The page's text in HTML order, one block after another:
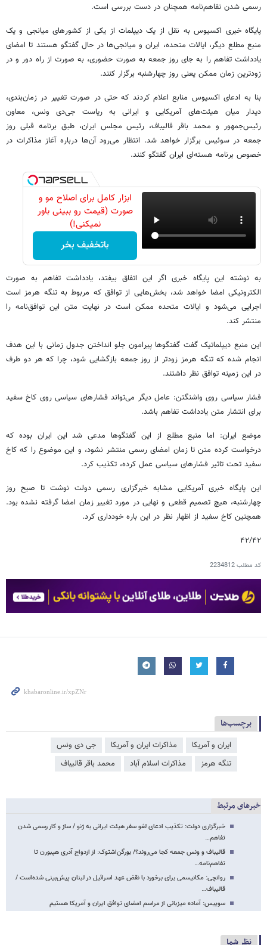
رسمی شدن تفاهم‌نامه همچنان در دست بررسی است.
پایگاه خبری اکسیوس به نقل از یک دیپلمات از یکی از کشورهای میانجی و یک
منبع مطلع دیگر، ایالات متحده، ایران و میانجی‌ها در حال گفتگو هستند تا امضای
یادداشت تفاهم را به جای روز جمعه به صورت حضوری، به صورت از راه دور و در
زودترین زمان ممکن یعنی روز چهارشنبه برگزار کنند.
بنا به ادعای اکسیوس منابع اعلام کردند که حتی در صورت تغییر در زمان‌بندی،
دیدار میان هیئت‌های آمریکایی و ایرانی به ریاست جی‌دی ونس، معاون
رئیس‌جمهور و محمد باقر قالیباف، رئیس مجلس ایران، طبق برنامه قبلی روز
جمعه در سوئیس برگزار خواهد شد. انتظار می‌رود آن‌ها درباره آغاز مذاکرات در
خصوص برنامه هسته‌ای ایران گفتگو کنند.
ابزار کامل برای اصلاح مو و
صورت (قیمت رو ببینی باور
نمیکنی!)
باتخفیف بخر
به نوشته این پایگاه خبری اگر این اتفاق بیفتد، یادداشت تفاهم به صورت
الکترونیکی امضا خواهد شد، بخش‌هایی از توافق که مربوط به تنگه هرمز است
اجرایی می‌شود و ایالات متحده ممکن است در نهایت متن این توافق‌نامه را
منتشر کند.
این منبع دیپلماتیک گفت گفتگوها پیرامون جلو انداختن جدول زمانی با این هدف
انجام شده که تنگه هرمز زودتر از روز جمعه بازگشایی شود، چرا که هر دو طرف
در این زمینه توافق نظر داشتند.
فشار سیاسی روی واشنگتن: عامل دیگر می‌تواند فشارهای سیاسی روی کاخ سفید
برای انتشار متن یادداشت تفاهم باشد.
موضع ایران: اما منبع مطلع از این گفتگوها مدعی شد این ایران بوده که
درخواست کرده متن تا زمان امضای رسمی منتشر نشود، و این موضوع را که کاخ
سفید تحت تاثیر فشارهای سیاسی عمل کرده، تکذیب کرد.
این پایگاه خبری آمریکایی مشابه خبرگزاری رسمی دولت نوشت تا صبح روز
چهارشنبه، هیچ تصمیم قطعی و نهایی در مورد تغییر زمان امضا گرفته نشده بود.
همچنین کاخ سفید از اظهار نظر در این باره خودداری کرد.
۴۲/۴۲
کد مطلب2234812
برچسب‌ها
ایران و آمریکا مذاکرات ایران و آمریکا
جی دی ونس
تنگه هرمز
مذاکرات اسلام آباد محمد باقر قالیباف
خبرهای مرتبط
خبرگزاری دولت: تکذیب ادعای لغو سفر هیئت ایرانی به ژنو / ساز و کار رسمی شدن
تفاهم…
قالیباف و ونس جمعه کجا می‌روند؟/ بورگن‌اشتوک: از ازدواج آدری هپبورن تا
تفاهم‌نامه…
روانچی: مکانیسمی برای برخورد با نقض عهد اسرائیل در لبنان پیش‌بینی شده‌است /
قالیباف…
سوییس: آماده میزبانی از مراسم امضای توافق ایران و آمریکا هستیم